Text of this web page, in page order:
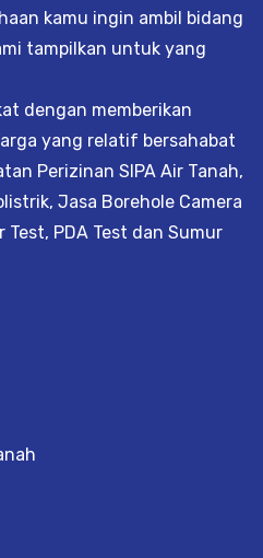
kamu ingin ambil bidang
tampilkan untuk yang
dengan memberikan
yang relatif bersahabat
Perizinan SIPA Air Tanah,
Jasa Borehole Camera
PDA Test dan Sumur